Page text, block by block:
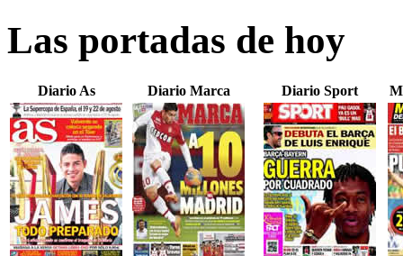
Las portadas de hoy
Diario As Diario Marca Diario Sport